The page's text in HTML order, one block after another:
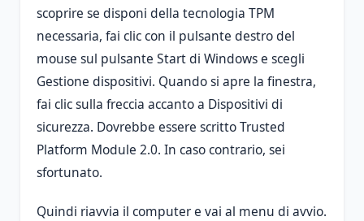
scoprire se disponi della tecnologia TPM
necessaria, fai clic con il pulsante destro del
mouse sul pulsante Start di Windows e scegli
Gestione dispositivi. Quando si apre la finestra,
fai clic sulla freccia accanto a Dispositivi di
sicurezza. Dovrebbe essere scritto Trusted
Platform Module 2.0. In caso contrario, sei
sfortunato.
Quindi riavvia il computer e vai al menu di avvio.